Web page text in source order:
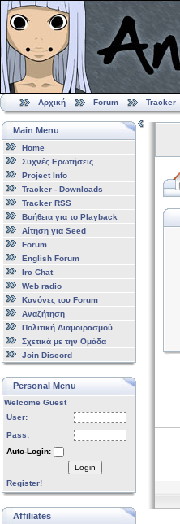
Αρχική Forum Tracker
Main Menu
Home
Συχνές Ερωτήσεις
Project Info
Tracker - Downloads
Tracker RSS
Βοήθεια για το Playback
Αίτηση για Seed
Forum
English Forum
Irc Chat
Web radio
Κανόνες του Forum
Αναζήτηση
Πολιτική Διαμοιρασμού
Σχετικά με την Ομάδα
Join Discord
Personal Menu
Welcome Guest
User:
Pass:
Auto-Login:
Login
Register!
Affiliates